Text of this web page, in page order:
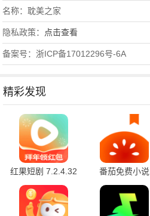
名称：耽美之家
隐私政策： 点击查看
备案号：浙ICP备17012296号-6A
精彩发现
红果短剧 7.2.4.32
官方版
番茄免费小说
7.2.4.32 安卓版